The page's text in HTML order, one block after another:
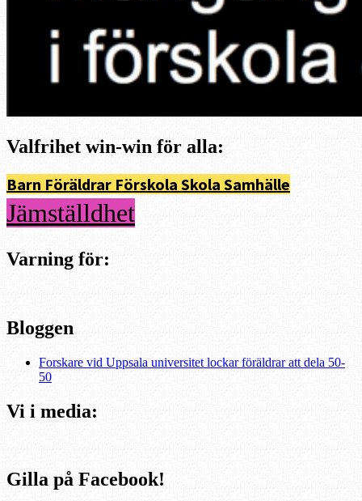
Valfrihet win-win för alla:
Barn Föräldrar Förskola Skola Samhälle
Jämställdhet
Varning för:
Bloggen
Forskare vid Uppsala universitet lockar föräldrar att dela 50-
50
Vi i media:
Gilla på Facebook!